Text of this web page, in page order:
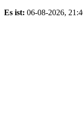
Es ist: 06-08-2026,